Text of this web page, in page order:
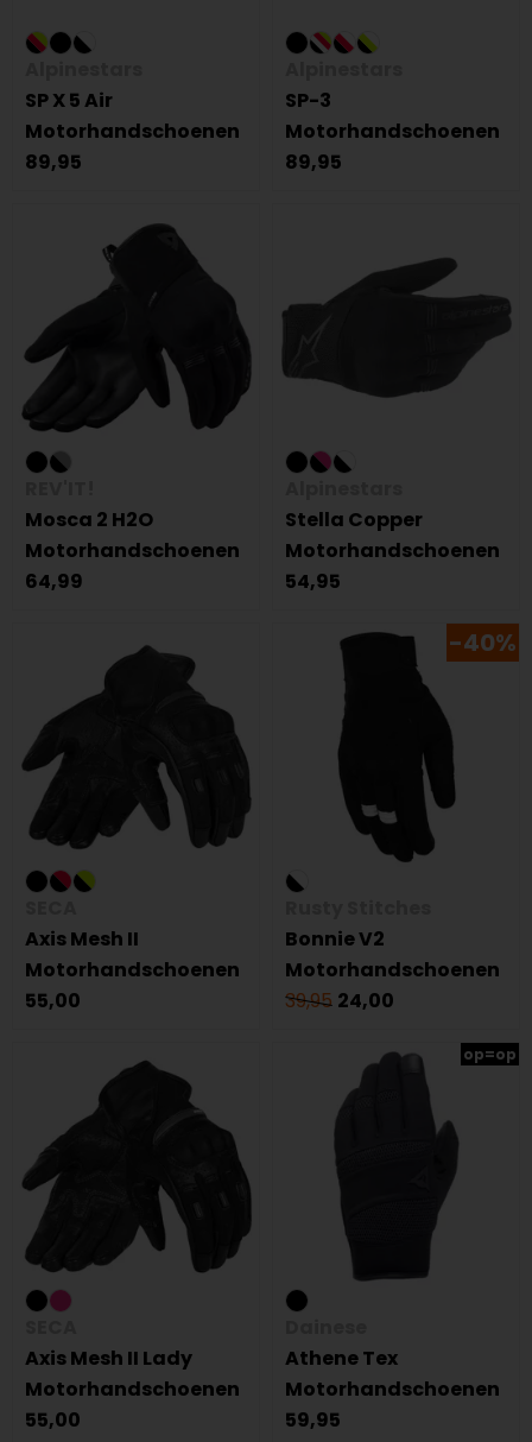
SP X 5 Air
Motorhandschoenen
89,95
SP-3
Motorhandschoenen
89,95
Mosca 2 H2O
Motorhandschoenen
64,99
Stella Copper
Motorhandschoenen
54,95
Axis Mesh II
Motorhandschoenen
55,00
-40%
Bonnie V2
Motorhandschoenen
39,95 24,00
Axis Mesh II Lady
Motorhandschoenen
55,00
op=op
Athene Tex
Motorhandschoenen
59,95